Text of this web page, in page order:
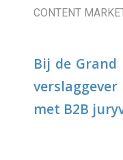
CONTENT
Bij de
met B2B